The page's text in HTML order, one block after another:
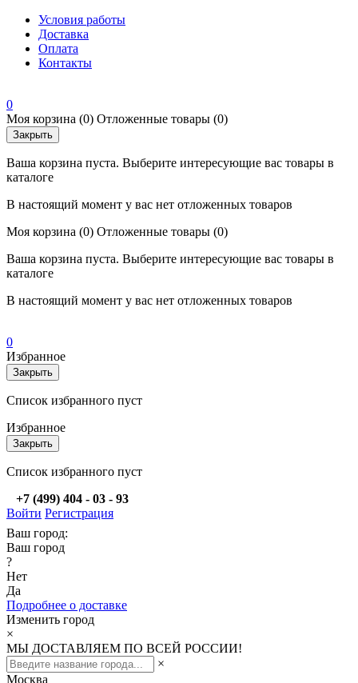
Условия работы
Доставка
Оплата
Контакты
0
Моя корзина (0) Отложенные товары (0)
Закрыть
Ваша корзина пуста. Выберите интересующие вас товары в
каталоге
В настоящий момент у вас нет отложенных товаров
Моя корзина (0) Отложенные товары (0)
Ваша корзина пуста. Выберите интересующие вас товары в
каталоге
В настоящий момент у вас нет отложенных товаров
0
Избранное
Закрыть
Список избранного пуст
Избранное
Закрыть
Список избранного пуст
+7 (499) 404 - 03 - 93
Войти Регистрация
Ваш город:
Ваш город
?
Нет
Да
Подробнее о доставке
Изменить город
×
МЫ ДОСТАВЛЯЕМ ПО ВСЕЙ РОССИИ!
×
Москва